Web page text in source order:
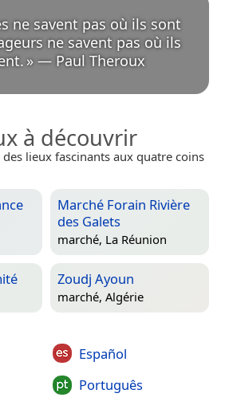
ne savent pas où ils sont
ne savent pas où ils
» — Paul Theroux
à découvrir
lieux fascinants aux quatre coins
Marché Forain Rivière
des Galets
marché, La Réunion
Zoudj Ayoun
marché, Algérie
Español
Português